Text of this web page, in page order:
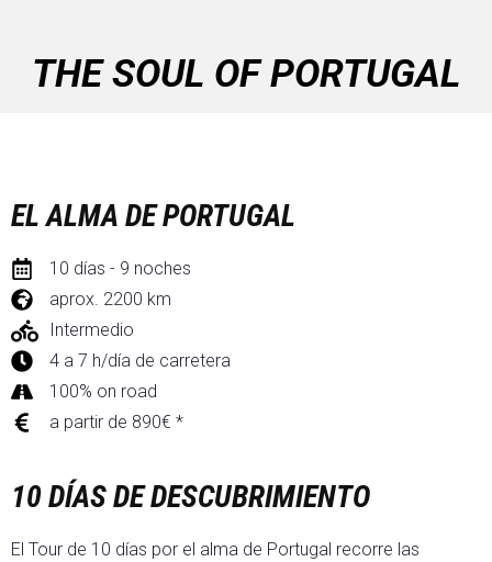
THE SOUL OF PORTUGAL
EL ALMA DE PORTUGAL
10 días - 9 noches
aprox. 2200 km
Intermedio
4 a 7 h/día de carretera
100% on road
a partir de 890€ *
10 DÍAS DE DESCUBRIMIENTO
El Tour de 10 días por el alma de Portugal recorre las